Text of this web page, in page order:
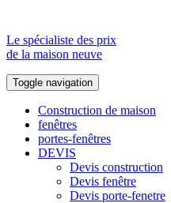
Le spécialiste des prix
de la maison neuve
Toggle navigation
Construction de maison
fenêtres
portes-fenêtres
DEVIS
Devis construction
Devis fenêtre
Devis porte-fenetre